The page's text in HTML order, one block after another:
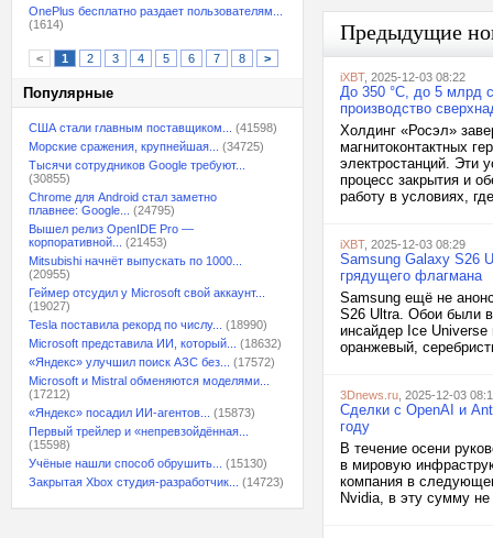
OnePlus бесплатно раздает пользователям...
(1614)
< 1 2 3 4 5 6 7 8 >
Популярные
США стали главным поставщиком...
(41598)
Морские сражения, крупнейшая...
(34725)
Тысячи сотрудников Google требуют...
(30855)
Chrome для Android стал заметно
плавнее: Google...
(24795)
Вышел релиз OpenIDE Pro —
корпоративной...
(21453)
Mitsubishi начнёт выпускать по 1000...
(20955)
Геймер отсудил у Microsoft свой аккаунт...
(19027)
Tesla поставила рекорд по числу...
(18990)
Microsoft представила ИИ, который...
(18632)
«Яндекс» улучшил поиск АЗС без...
(17572)
Microsoft и Mistral обменяются моделями...
(17212)
«Яндекс» посадил ИИ-агентов...
(15873)
Первый трейлер и «непревзойдённая...
(15598)
Учёные нашли способ обрушить...
(15130)
Закрытая Xbox студия-разработчик...
(14723)
Предыдущие
iXBT, 2025-12-03 08:22
До 350 °C, до 5 млрд
производство
Холдинг «Росэл»
магнитоконтактных
электростанций. Эти
процесс закрытия и
работу в условиях,
iXBT, 2025-12-03 08:29
Samsung Galaxy S26
грядущего флагмана
Samsung ещё не
S26 Ultra. Обои были
инсайдер Ice
оранжевый,
3Dnews.ru , 2025-12-03
Сделки с OpenAI и
году
В течение осени
в мировую
компания в
Nvidia, в эту сумму